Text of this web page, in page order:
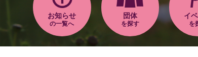
お知らせ
の一覧へ
団体
を探す
イ
を